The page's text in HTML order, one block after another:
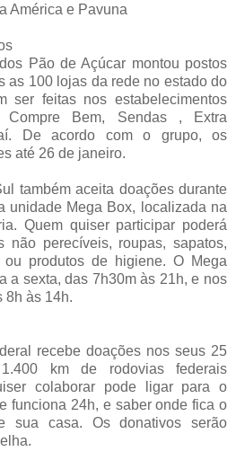
América e Pavuna
Pão de Açúcar montou postos
as 100 lojas da rede no estado do
ser feitas nos estabelecimentos
Bem, Sendas , Extra
De acordo com o grupo, os
até 26 de janeiro.
também aceita doações durante
unidade Mega Box, localizada na
Quem quiser participar poderá
não perecíveis, roupas, sapatos,
ou produtos de higiene. O Mega
a sexta, das 7h30m às 21h, e nos
8h às 14h.
recebe doações nos seus 25
km de rodovias federais
colaborar pode ligar para o
funciona 24h, e saber onde fica o
sua casa. Os donativos serão